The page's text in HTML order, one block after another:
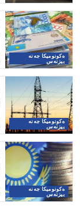
ەكونوميكا جەنە
بيزنەس
ەكونوميكا جەنە
بيزنەس
ەكونوميكا جەنە
بيزنەس